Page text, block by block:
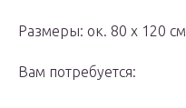
Размеры: ок. 80 х 120 см
Вам потребуется: